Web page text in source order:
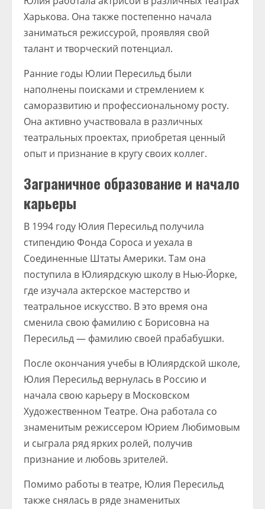
Харькова. Она также постепенно начала
заниматься режиссурой, проявляя свой
талант и творческий потенциал.
Ранние годы Юлии Пересильд были
наполнены поисками и стремлением к
саморазвитию и профессиональному росту.
Она активно участвовала в различных
театральных проектах, приобретая ценный
опыт и признание в кругу своих коллег.
Заграничное образование и начало
карьеры
В 1994 году Юлия Пересильд получила
стипендию Фонда Сороса и уехала в
Соединенные Штаты Америки. Там она
поступила в Юлиярдскую школу в Нью-Йорке,
где изучала актерское мастерство и
театральное искусство. В это время она
сменила свою фамилию с Борисовна на
Пересильд — фамилию своей прабабушки.
После окончания учебы в Юлиярдской школе,
Юлия Пересильд вернулась в Россию и
начала свою карьеру в Московском
Художественном Театре. Она работала со
знаменитым режиссером Юрием Любимовым
и сыграла ряд ярких ролей, получив
признание и любовь зрителей.
Помимо работы в театре, Юлия Пересильд
также снялась в ряде знаменитых